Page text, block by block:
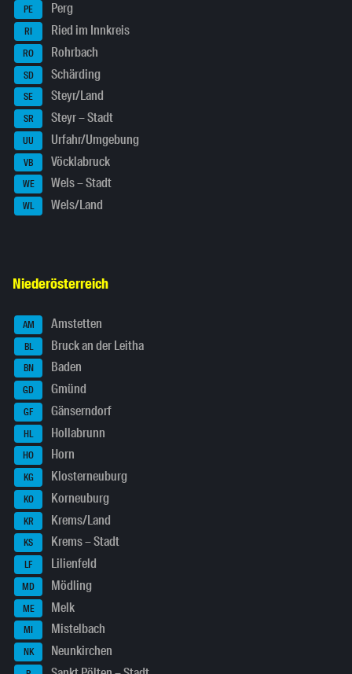
PE Perg
RI Ried im Innkreis
RO Rohrbach
SD Schärding
SE Steyr/Land
SR Steyr – Stadt
UU Urfahr/Umgebung
VB Vöcklabruck
WE Wels – Stadt
WL Wels/Land
Niederösterreich
AM Amstetten
BL Bruck an der Leitha
BN Baden
GD Gmünd
GF Gänserndorf
HL Hollabrunn
HO Horn
KG Klosterneuburg
KO Korneuburg
KR Krems/Land
KS Krems – Stadt
LF Lilienfeld
MD Mödling
ME Melk
MI Mistelbach
NK Neunkirchen